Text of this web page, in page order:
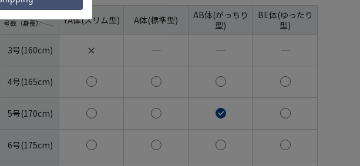
号数（身長） YA体(スリム型) A体(標準型)
AB体(がっちり
型)
BE体(ゆったり
型)
3号(160cm) ✕ ― ― ―
4号(165cm)
5号(170cm)
6号(175cm)